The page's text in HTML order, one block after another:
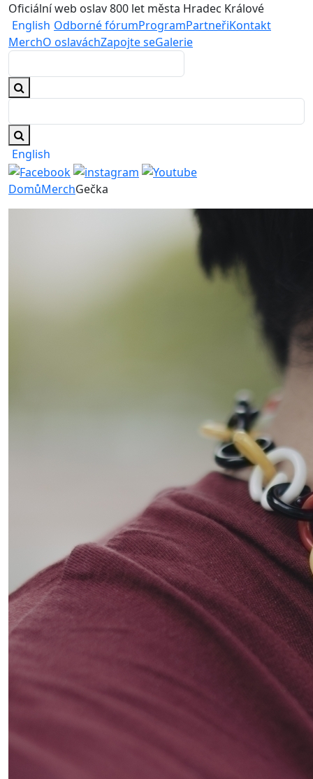
Oficiální web oslav 800 let města Hradec Králové
English Odborné fórumProgramPartneřiKontakt
MerchO oslaváchZapojte seGalerie
English
DomůMerchGečka